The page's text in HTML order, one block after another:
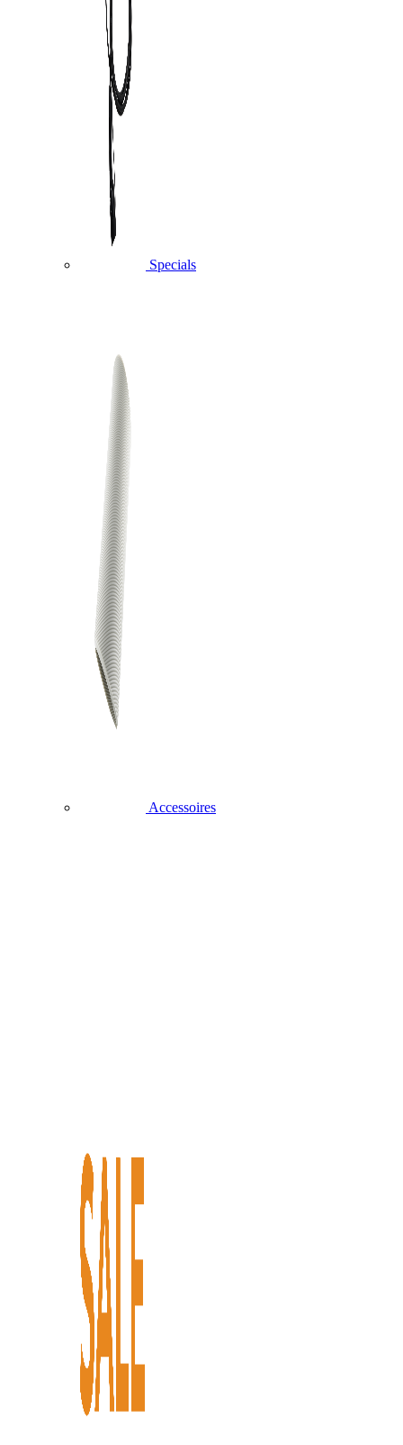
Specials
Accessoires